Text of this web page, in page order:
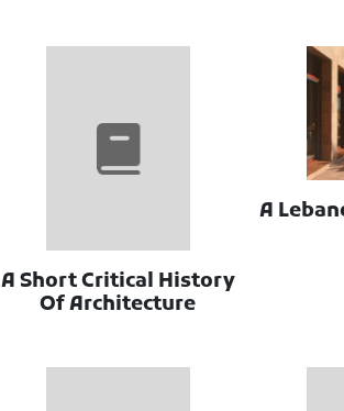
A
A Short Critical History
Of Architecture